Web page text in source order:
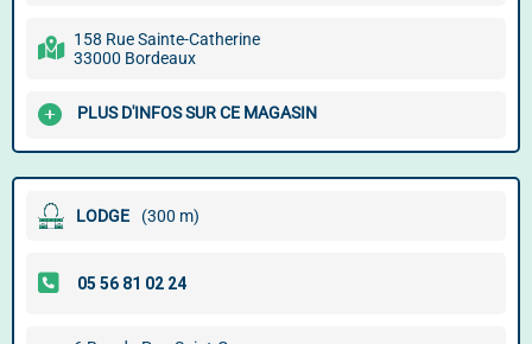
158 Rue Sainte-Catherine
33000 Bordeaux
PLUS D'INFOS SUR CE MAGASIN
LODGE (300 m)